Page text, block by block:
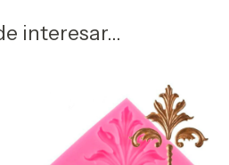
interesar...